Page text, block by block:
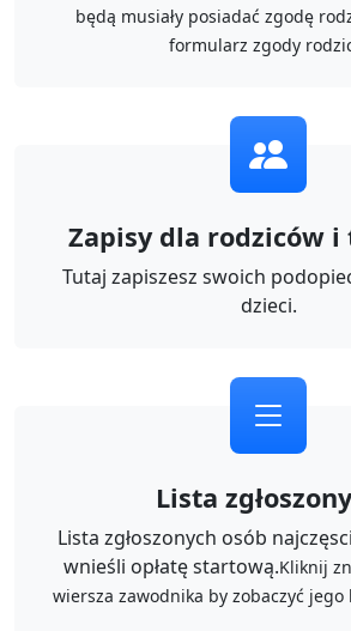
będą musiały posiadać zgodę
formularz zgody
Zapisy dla rodziców
Tutaj zapiszesz swoich
dzieci.
Lista
Lista zgłoszonych osób
wnieśli opłatę startową.Kliknij
wiersza zawodnika by zobaczyć